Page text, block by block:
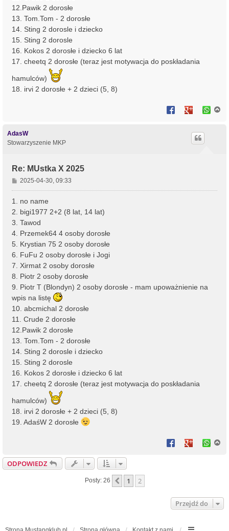
12.Pawik 2 dorosłe
13. Tom.Tom - 2 dorosłe
14. Sting 2 dorosle i dziecko
15. Sting 2 dorosle
16. Kokos 2 dorosłe i dziecko 6 lat
17. cheetq 2 dorosłe (teraz jest motywacja do poskładania
hamulców)
18. irvi 2 dorosłe + 2 dzieci (5, 8)
AdasW
Stowarzyszenie MKP
Re: MUstka X 2025
P
o
s
2025-04-30, 09:33
1. no name
2. bigi1977 2+2 (8 lat, 14 lat)
3. Tawod
4. Przemek64 4 osoby dorosłe
5. Krystian 75 2 osoby dorosłe
6. FuFu 2 osoby dorosłe i Jogi
7. Xirmat 2 osoby dorosłe
8. Piotr 2 osoby dorosłe
9. Piotr T (Blondyn) 2 osoby dorosłe - mam upoważnienie na
wpis na listę
10. abcmichal 2 dorosłe
11. Crude 2 dorosłe
12.Pawik 2 dorosłe
13. Tom.Tom - 2 dorosłe
14. Sting 2 dorosle i dziecko
15. Sting 2 dorosle
16. Kokos 2 dorosłe i dziecko 6 lat
17. cheetq 2 dorosłe (teraz jest motywacja do poskładania
hamulców)
18. irvi 2 dorosłe + 2 dzieci (5, 8)
19. AdaśW 2 dorosłe
ODPOWIEDZ
Posty: 26 Poprzednia
1 2
Przejdź do